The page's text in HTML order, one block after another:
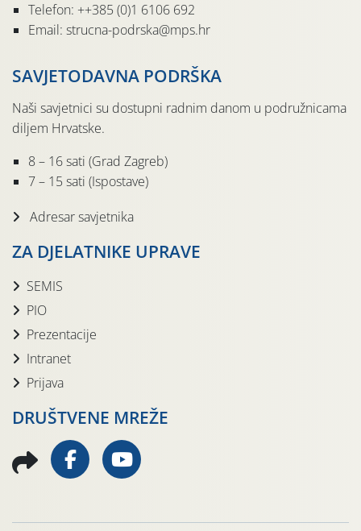
Telefon: ++385 (0)1 6106 692
Email: strucna-podrska@mps.hr
SAVJETODAVNA PODRŠKA
Naši savjetnici su dostupni radnim danom u podružnicama
diljem Hrvatske.
8 – 16 sati (Grad Zagreb)
7 – 15 sati (Ispostave)
Adresar savjetnika
ZA DJELATNIKE UPRAVE
SEMIS
PIO
Prezentacije
Intranet
Prijava
DRUŠTVENE MREŽE